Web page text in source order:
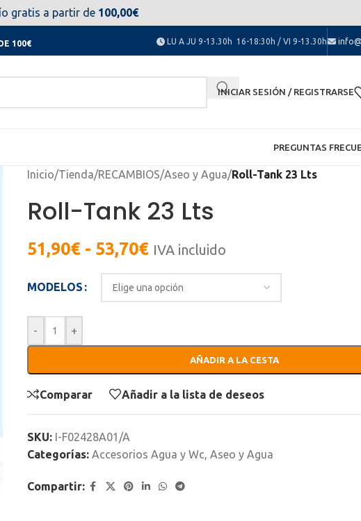
no estaremos disponibles. Disculpen las molestias.
100€ LU A JU 9-13.30h 16-18:30h / VI 9-13.30h
INICIAR SESIÓN / REGISTRARSE
PREGUNTAS
gratis a partir de 100,00€
Inicio/Tienda/RECAMBIOS/Aseo y Agua/Roll-Tank 23 Lts
Roll-Tank 23 Lts
51,90€ - 53,70€ IVA incluido
MODELOS
- +
AÑADIR A LA CESTA
Comparar Añadir a la lista de deseos
SKU: I-F02428A01/A
Categorías: Accesorios Agua y Wc, Aseo y Agua
Compartir: